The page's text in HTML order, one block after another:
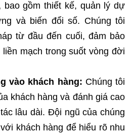
bao gồm thiết kế, quản lý dự
và biến đổi số. Chúng tôi
từ đầu đến cuối, đảm bảo
mạch trong suốt vòng đời
vào khách hàng: Chúng tôi
khách hàng và đánh giá cao
lâu dài. Đội ngũ của chúng
khách hàng để hiểu rõ nhu